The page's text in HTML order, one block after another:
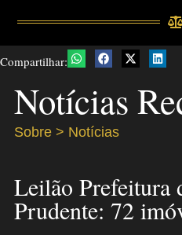
Compartilhar:
Notícias
Sobre > Notícias
Leilão Prefeitura
Prudente: 72